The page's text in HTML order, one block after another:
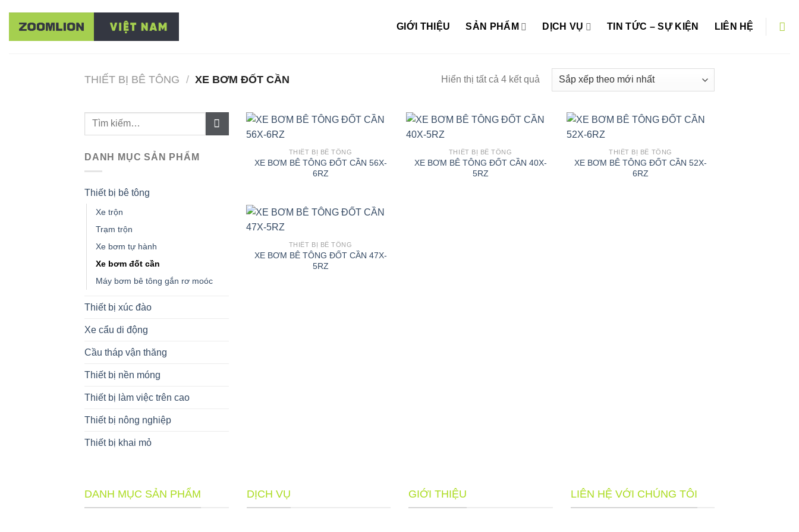
GIỚI THIỆU SẢN PHẨM DỊCH VỤ TIN TỨC – SỰ KIỆN LIÊN HỆ
THIẾT BỊ BÊ TÔNG / XE BƠM ĐỐT CẦN Hiển thị tất cả 4 kết quảĐã
sắp
theo
DANH MỤC SẢN PHẨM
Thiết bị bê tông
Xe trộn
Trạm trộn
Xe bơm tự hành
Xe bơm đốt cần
Máy bơm bê tông gắn rơ moóc
Thiết bị xúc đào
Xe cẩu di động
Cầu tháp vận thăng
Thiết bị nền móng
Thiết bị làm việc trên cao
Thiết bị nông nghiệp
Thiết bị khai mỏ
THIẾT BỊ BÊ TÔNG
XE BƠM BÊ TÔNG ĐỐT CẦN 56X-
6RZ
THIẾT BỊ BÊ TÔNG
XE BƠM BÊ TÔNG ĐỐT CẦN 40X-
5RZ
THIẾT BỊ BÊ TÔNG
XE BƠM BÊ TÔNG ĐỐT CẦN 52X-
6RZ
THIẾT BỊ BÊ TÔNG
XE BƠM BÊ TÔNG ĐỐT CẦN 47X-
5RZ
DANH MỤC SẢN PHẨM DỊCH VỤ GIỚI THIỆU LIÊN HỆ VỚI CHÚNG TÔI